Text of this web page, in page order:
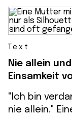
Text
Nie allein
Einsamkeit
"Ich bin
nie allein."